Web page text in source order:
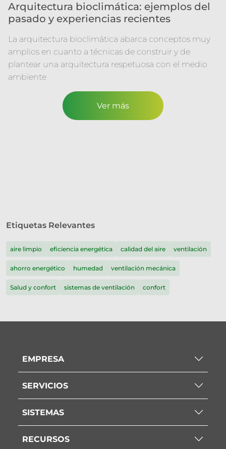
Arquitectura bioclimática: ejemplos del
pasado y experiencias recientes
La arquitectura bioclimática abarca conceptos muy
amplios en cuanto a técnicas de construir y de
plantear una arquitectura respetuosa con el medio
ambiente
Ver más
Etiquetas Relevantes
aire limpio eficiencia energética calidad del aire ventilación
ahorro energético humedad ventilación mecánica
Salud y confort sistemas de ventilación confort
EMPRESA
SERVICIOS
SISTEMAS
RECURSOS